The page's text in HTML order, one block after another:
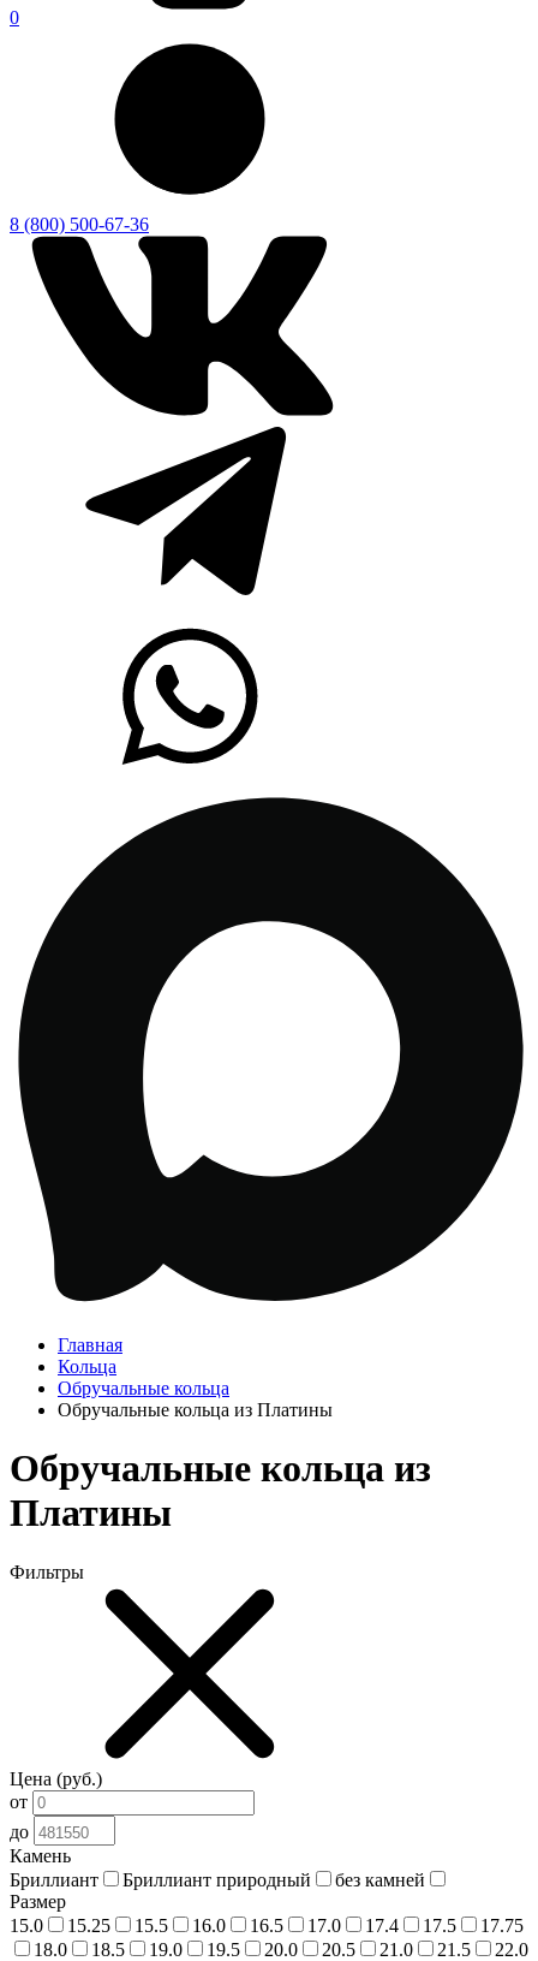
0
8 (800) 500-67-36
Главная
Кольца
Обручальные кольца
Обручальные кольца из Платины
Обручальные кольца из
Платины
Фильтры
Цена (руб.)
от
до
Камень
Бриллиант
Бриллиант природный
без камней
Размер
15.0
15.25 15.5 16.0 16.5 17.0 17.4 17.5
17.75
18.0
18.5 19.0 19.5 20.0 20.5 21.0 21.5
22.0